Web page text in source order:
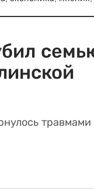
травмами